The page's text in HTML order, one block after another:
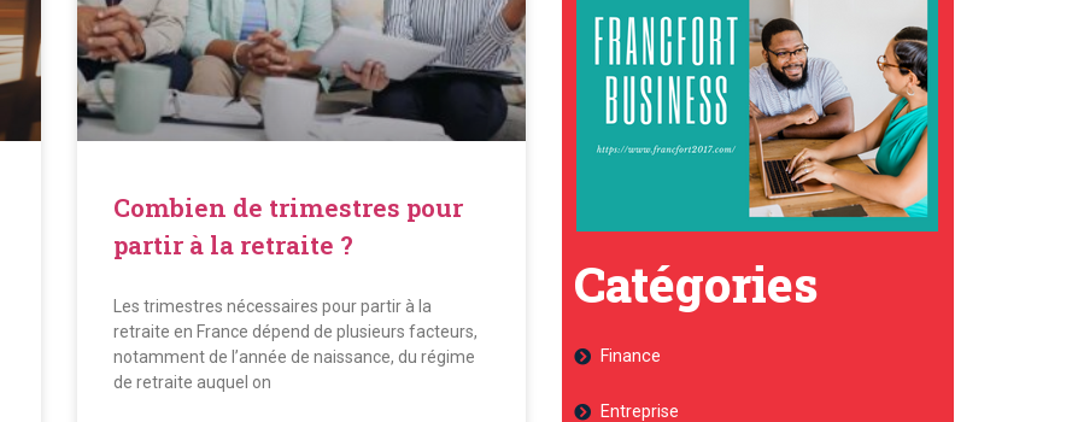
Combien de trimestres pour
partir à la retraite ?
Les trimestres nécessaires pour partir à la
retraite en France dépend de plusieurs facteurs,
notamment de l’année de naissance, du régime
de retraite auquel on
Catégories
Finance
Entreprise